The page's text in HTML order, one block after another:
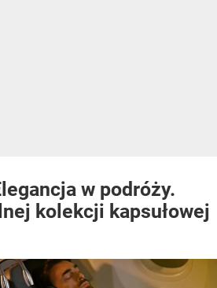
w podróży.
kolekcji kapsułowej